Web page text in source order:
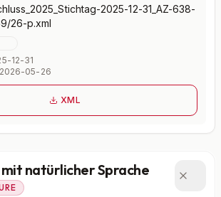
2025-12-31_AZ-638-
26-p.xml
12-31
05-26
XML
natürlicher Sprache